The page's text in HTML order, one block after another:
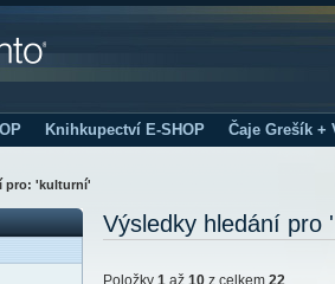
Knihkupectví E-SHOP Čaje Grešík +
pro: 'kulturní'
Výsledky hledání pro
Položky 1 až 10 z celkem 22